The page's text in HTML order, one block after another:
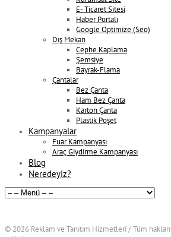
E- Ticaret Sitesi
Haber Portalı
Google Optimize (Seo)
Dış Mekan
Cephe Kaplama
Şemsiye
Bayrak-Flama
Çantalar
Bez Çanta
Ham Bez Çanta
Karton Çanta
Plastik Poşet
Kampanyalar
Fuar Kampanyası
Araç Giydirme Kampanyası
Blog
Neredeyiz?
© 2026 Reklam ve Tanıtım Hizmetleri / Tüm hakları